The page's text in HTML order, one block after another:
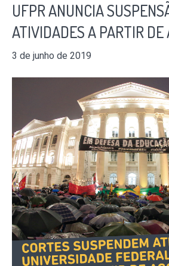
UFPR ANUNCIA
ATIVIDADES A PARTIR DE
3 de junho de 2019